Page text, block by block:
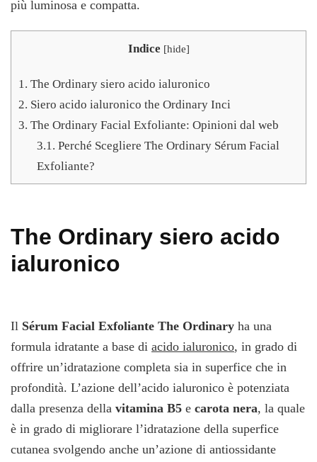
più luminosa e compatta.
Indice [hide]
1. The Ordinary siero acido ialuronico
2. Siero acido ialuronico the Ordinary Inci
3. The Ordinary Facial Exfoliante: Opinioni dal web
3.1. Perché Scegliere The Ordinary Sérum Facial
Exfoliante?
The Ordinary siero acido
ialuronico
Il Sérum Facial Exfoliante The Ordinary ha una
formula idratante a base di acido ialuronico, in grado di
offrire un’idratazione completa sia in superfice che in
profondità. L’azione dell’acido ialuronico è potenziata
dalla presenza della vitamina B5 e carota nera, la quale
è in grado di migliorare l’idratazione della superfice
cutanea svolgendo anche un’azione di antiossidante